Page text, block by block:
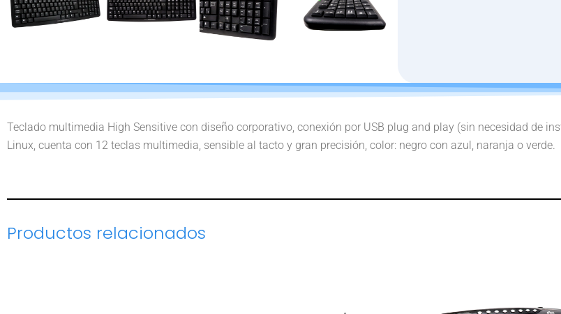
Teclado multimedia High Sensitive con diseño corporativo, conexión por USB plug and play (sin necesidad de
Linux, cuenta con 12 teclas multimedia, sensible al tacto y gran precisión, color: negro con azul, naranja o verde.
Productos relacionados